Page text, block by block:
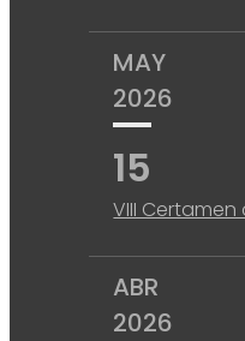
MAY
2026
15
VIII
ABR
2026